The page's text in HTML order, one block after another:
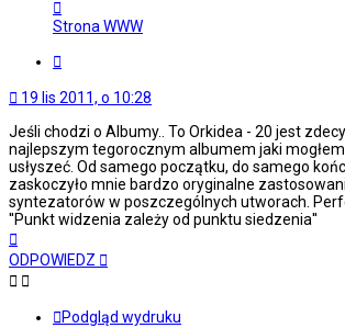
się
z
Strona WWW
19 lis 2011, o 10:28
Jeśli chodzi o Albumy.. To Orkidea - 20 jest
najlepszym tegorocznym albumem jaki
usłyszeć. Od samego początku, do samego
zaskoczyło mnie bardzo oryginalne
syntezatorów w poszczególnych utworach.
''Punkt widzenia zależy od punktu siedzenia''
górę
ODPOWIEDZ
Podgląd wydruku